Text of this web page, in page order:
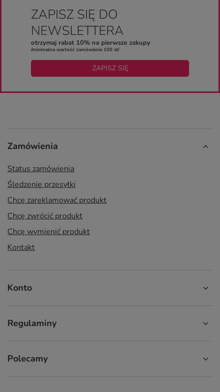
ZAPISZ SIĘ DO
NEWSLETTERA
otrzymaj rabat 10% na pierwsze zakupy
/minimalna wartość zamówienia 100 zł/
ZAPISZ SIĘ
Zamówienia
Status zamówienia
Śledzenie przesyłki
Chcę zareklamować produkt
Chcę zwrócić produkt
Chcę wymienić produkt
Kontakt
Konto
Regulaminy
Polecamy